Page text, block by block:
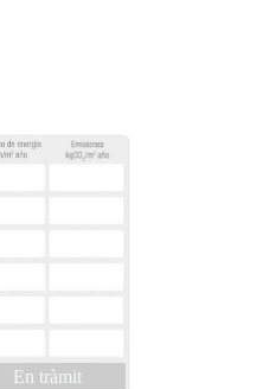
En tràmit